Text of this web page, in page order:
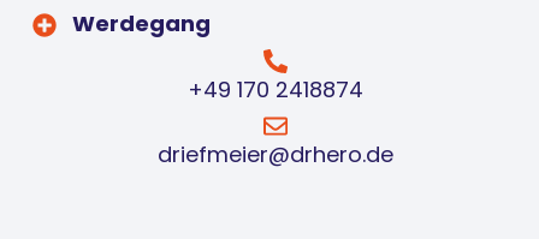
Werdegang
+49 170 2418874
driefmeier@drhero.de